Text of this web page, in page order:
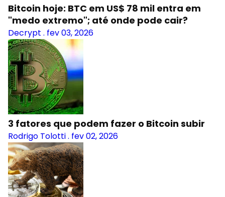
Bitcoin hoje: BTC em US$ 78 mil entra em
"medo extremo"; até onde pode cair?
Decrypt . fev 03, 2026
3 fatores que podem fazer o Bitcoin subir
Rodrigo Tolotti. fev 02, 2026